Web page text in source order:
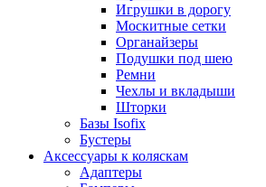
Игрушки в дорогу
Москитные сетки
Органайзеры
Подушки под шею
Ремни
Чехлы и вкладыши
Шторки
Базы Isofix
Бустеры
Аксессуары к коляскам
Адаптеры